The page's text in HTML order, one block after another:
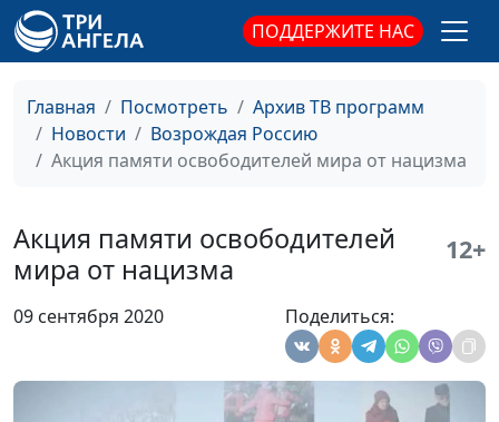
ПОДДЕРЖИТЕ НАС
Главная Посмотреть
Архив ТВ программ
Новости
Возрождая Россию
Акция памяти освободителей мира от нацизма
Акция памяти освободителей
мира от нацизма
12+
09 сентября 2020 Поделиться:
свободы
Капелланы и
в России
Валерий Малышев,
Совета при
Президенте РФ по
взаимодействию с
объединениями,
член Общественной
секретарь
Российской
ассоциации защиты
религиозной
#201009